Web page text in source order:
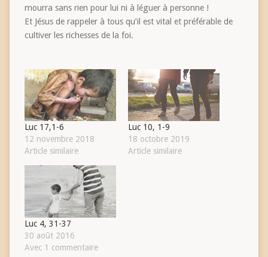
mourra sans rien pour lui ni à léguer à personne !
Et Jésus de rappeler à tous qu’il est vital et préférable de
cultiver les richesses de la foi.
Luc 17,1-6
12 novembre 2018
Article similaire
Luc 10, 1-9
18 octobre 2019
Article similaire
Luc 4, 31-37
30 août 2016
Avec 1 commentaire